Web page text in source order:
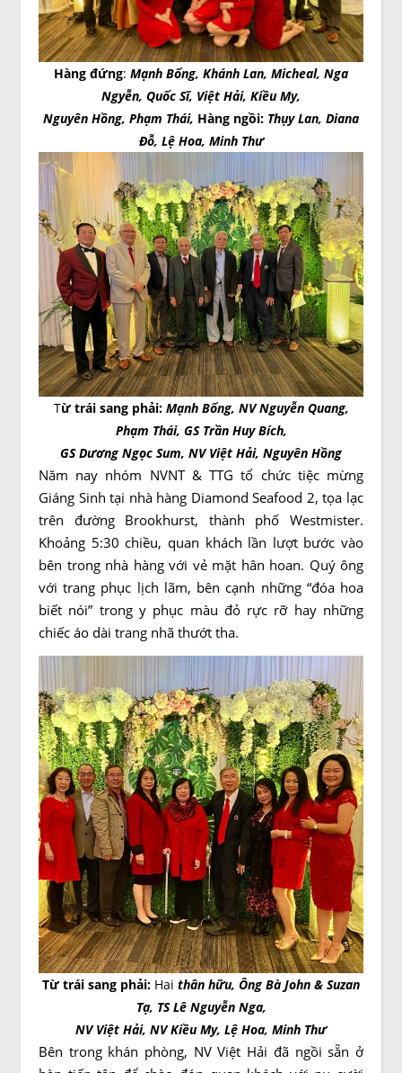
Hàng đứng: Mạnh Bổng, Khánh Lan, Micheal, Nga
Ngyễn, Quốc Sĩ, Việt Hải, Kiều My,
Nguyên Hồng, Phạm Thái, Hàng ngồi: Thụy Lan, Diana
Đỗ, Lệ Hoa, Minh Thư
Từ trái sang phải: Mạnh Bổng, NV Nguyễn Quang,
Phạm Thái, GS Trần Huy Bích,
GS Dương Ngọc Sum, NV Việt Hải, Nguyên Hồng
Năm nay nhóm NVNT & TTG tổ chức tiệc mừng
Giáng Sinh tại nhà hàng Diamond Seafood 2, tọa lạc
trên đường Brookhurst, thành phố Westmister.
Khoảng 5:30 chiều, quan khách lần lượt bước vào
bên trong nhà hàng với vẻ mặt hân hoan. Quý ông
với trang phục lịch lãm, bên cạnh những “đóa hoa
biết nói” trong y phục màu đỏ rực rỡ hay những
chiếc áo dài trang nhã thướt tha.
Từ trái sang phải: Hai thân hữu, Ông Bà John & Suzan
Tạ, TS Lê Nguyễn Nga,
NV Việt Hải, NV Kiều My, Lệ Hoa, Minh Thư
Bên trong khán phòng, NV Việt Hải đã ngồi sẵn ở